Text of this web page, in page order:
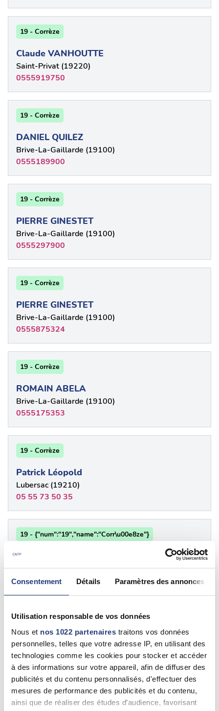
Consentement Détails Paramètres des annonces
Utilisation responsable de vos données
Nous et nos 1022 partenaires traitons vos données
personnelles, telles que votre adresse IP, en utilisant des
technologies comme les cookies pour stocker et accéder
à des informations sur votre appareil, afin de diffuser des
publicités et du contenu personnalisés, d'effectuer des
mesures de performance des publicités et du contenu,
ainsi que de réaliser des études d’audience, favorisant
19 - Corrèze
Claude VANHOUTTE
Saint-Privat (19220)
0555919750
19 - Corrèze
DANIEL QUILEZ
Brive-La-Gaillarde (19100)
0555189900
19 - Corrèze
PIERRE GINESTET
Brive-La-Gaillarde (19100)
0555297900
19 - Corrèze
PIERRE GINESTET
Brive-La-Gaillarde (19100)
0555875324
19 - Corrèze
ROMAIN ABELA
Brive-La-Gaillarde (19100)
0555175353
19 - Corrèze
Patrick Léopold
Lubersac (19210)
05 55 73 50 35
19 - {"num":"19","name":"Corr\u00e8ze"}
François DALÈGRE
Ussel (19200)
05 55 72 26 11
19 - Corrèze
JACQUES BELCOUR
Ussel (19200)
0555721059
19 - Corrèze